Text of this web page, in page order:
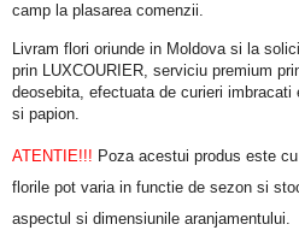
camp la plasarea comenzii.
Livram flori oriunde in Moldova si la
prin LUXCOURIER, serviciu premium
deosebita, efectuata de curieri
si papion.
ATENTIE!!! Poza acestui produs este
florile pot varia in functie de sezon si
aspectul si dimensiunile aranjamentului.